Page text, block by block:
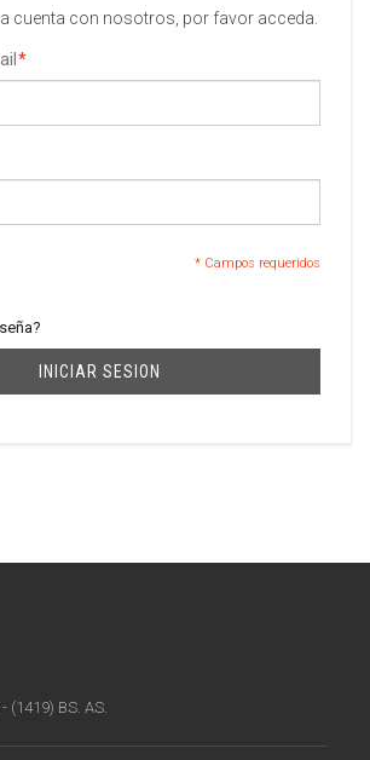
cuenta con nosotros, por favor acceda.
*
* Campos requeridos
INICIAR SESION
(1419) BS. AS.